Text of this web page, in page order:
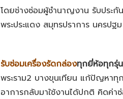
โดยช่างซ่อมผู้ชำนาญงาน รับประ
พระประแดง สมุทรปราการ นครป
รับซ่อมเครื่องรัดกล่องทุกยี่ห้อทุกรุ่น
พระราม2 บางขุนเทียน แก้ปัญหาทุ
อาการกลับมาใช้งานได้ปกติ คิดค่า